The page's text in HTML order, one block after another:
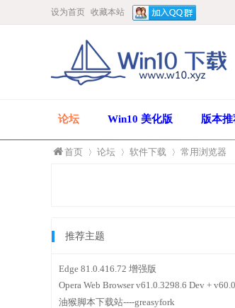
设为首页 收藏本站
论坛 Win10 美化版 版本推
首页 论坛 软件下载 常用浏览器
推荐主题
Edge 81.0.416.72 增强版
Opera Web Browser v61.0.3298.6 Dev +
油猴脚本下载站----greasyfork